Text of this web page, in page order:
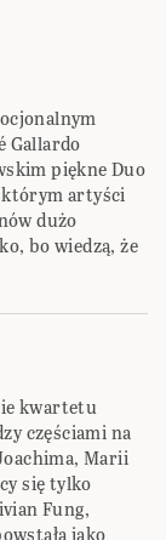
Gallardo
piękne Duo
którym artyści
dużo
bo wiedzą, że
kwartetu
częściami na
Marii
się tylko
Fung,
jako